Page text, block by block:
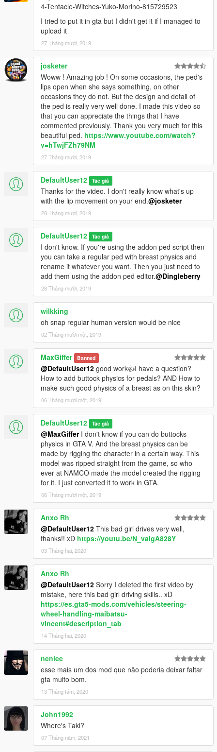
4-Tentacle-Witches-Yuko-Morino-815729523
I tried to put it in gta but I didn't get it if I managed to
upload it
27 Tháng mười, 2019
josketer
Woww ! Amazing job ! On some occasions, the ped's
lips open when she says something, on other
occasions they do not. But the design and detail of
the ped is really very well done. I made this video so
that you can appreciate the things that I have
commented previously. Thank you very much for this
beautiful ped. https://www.youtube.com/watch?
v=hTwjFZh79NM
27 Tháng mười, 2019
DefaultUser12 Tác giả
Thanks for the video. I don't really know what's up
with the lip movement on your end.@josketer
28 Tháng mười, 2019
DefaultUser12 Tác giả
I don't know. If you're using the addon ped script then
you can take a regular ped with breast physics and
rename it whatever you want. Then you just need to
add them using the addon ped editor.@Dingleberry
28 Tháng mười, 2019
wilkking
oh snap regular human version would be nice
02 Tháng mười một, 2019
MaxGiffer Banned
@DefaultUser12 good work👍I have a question?
How to add buttock physics for pedals? AND How to
make such good physics of a breast as on this skin?
06 Tháng mười một, 2019
DefaultUser12 Tác giả
@MaxGifferI don't know if you can do buttocks
physics in GTA V. And the breast physics can be
made by rigging the character in a certain way. This
model was ripped straight from the game, so who
ever at NAMCO made the model created the rigging
for it. I just converted it to work in GTA.
06 Tháng mười một, 2019
Anxo Rh
@DefaultUser12 This bad girl drives very well,
thanks!! xD https://youtu.be/N_vaigA828Y
03 Tháng hai, 2020
Anxo Rh
@DefaultUser12 Sorry I deleted the first video by
mistake, here this bad girl driving skills.. xD
https://es.gta5-mods.com/vehicles/steering-
wheel-handling-maibatsu-
vincent#description_tab
14 Tháng hai, 2020
nenlee
esse mais um dos mod que não poderia deixar faltar
gta muito bom.
13 Tháng tám, 2020
John1992
Where's Taki?
07 Tháng năm, 2021